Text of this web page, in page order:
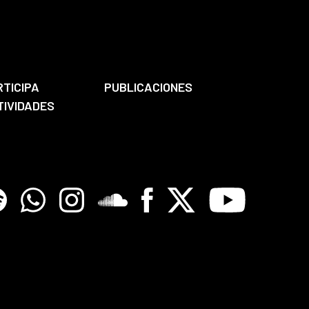
PUBLICACIONES
WhatsappInstagramSoundcloreFacebook
X Youtube